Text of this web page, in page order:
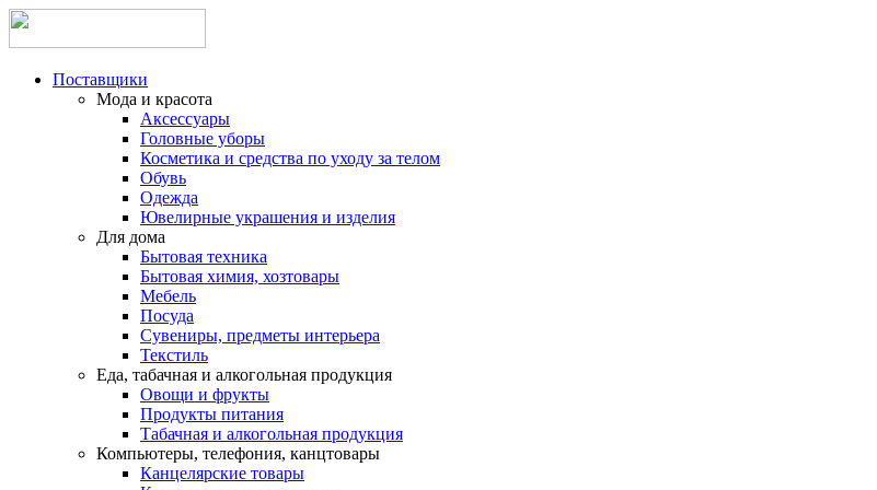
Поставщики
Мода и красота
Аксессуары
Головные уборы
Косметика и средства по уходу за телом
Обувь
Одежда
Ювелирные украшения и изделия
Для дома
Бытовая техника
Бытовая химия, хозтовары
Мебель
Посуда
Сувениры, предметы интерьера
Текстиль
Еда, табачная и алкогольная продукция
Овощи и фрукты
Продукты питания
Табачная и алкогольная продукция
Компьютеры, телефония, канцтовары
Канцелярские товары